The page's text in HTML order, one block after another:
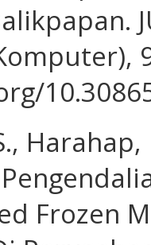
Harahap,
Frozen